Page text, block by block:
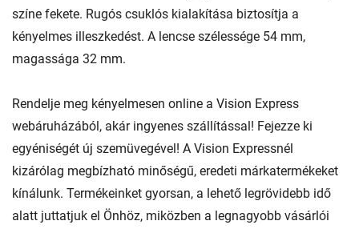
színe fekete. Rugós csuklós kialakítása biztosítja a
kényelmes illeszkedést. A lencse szélessége 54 mm,
magassága 32 mm.
Rendelje meg kényelmesen online a Vision Express
webáruházából, akár ingyenes szállítással! Fejezze ki
egyéniségét új szemüvegével! A Vision Expressnél
kizárólag megbízható minőségű, eredeti márkatermékeket
kínálunk. Termékeinket gyorsan, a lehető legrövidebb idő
alatt juttatjuk el Önhöz, miközben a legnagyobb vásárlói